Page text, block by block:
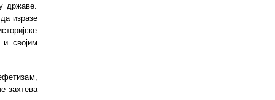
државе.
изразе
и својим
захтева